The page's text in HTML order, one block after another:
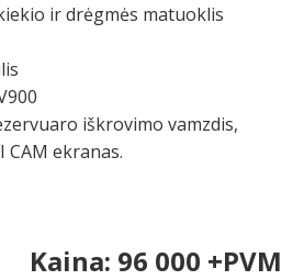
ir drėgmės matuoklis
iškrovimo vamzdis,
CAM ekranas.
Kaina: 96 000 +PVM